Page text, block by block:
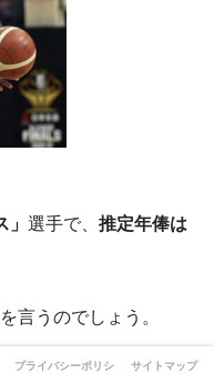
」 選手で、 推定年俸は
言うのでしょう。
で、このプレーは凄す
プライバシーポリシー サイトマップ